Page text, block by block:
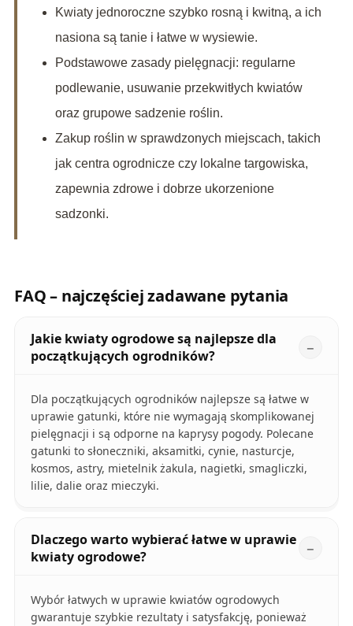
Kwiaty jednoroczne szybko rosną i kwitną, a ich
nasiona są tanie i łatwe w wysiewie.
Podstawowe zasady pielęgnacji: regularne
podlewanie, usuwanie przekwitłych kwiatów
oraz grupowe sadzenie roślin.
Zakup roślin w sprawdzonych miejscach, takich
jak centra ogrodnicze czy lokalne targowiska,
zapewnia zdrowe i dobrze ukorzenione
sadzonki.
FAQ – najczęściej zadawane pytania
Jakie kwiaty ogrodowe są najlepsze dla
początkujących ogrodników?
Dla początkujących ogrodników najlepsze są łatwe w
uprawie gatunki, które nie wymagają skomplikowanej
pielęgnacji i są odporne na kaprysy pogody. Polecane
gatunki to słoneczniki, aksamitki, cynie, nasturcje,
kosmos, astry, mietelnik żakula, nagietki, smagliczki,
lilie, dalie oraz mieczyki.
Dlaczego warto wybierać łatwe w uprawie
kwiaty ogrodowe?
Wybór łatwych w uprawie kwiatów ogrodowych
gwarantuje szybkie rezultaty i satysfakcję, ponieważ